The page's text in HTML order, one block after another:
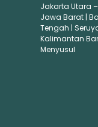
Jakarta Utara
Jawa Barat |
Tengah |
Kalimantan
Menyusul